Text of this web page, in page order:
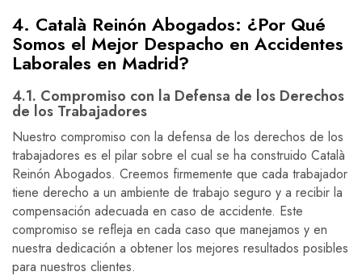
4. Català Reinón Abogados: ¿Por Qué
Somos el Mejor Despacho en Accidentes
Laborales en Madrid?
4.1. Compromiso con la Defensa de los Derechos
de los Trabajadores
Nuestro compromiso con la defensa de los derechos de los
trabajadores es el pilar sobre el cual se ha construido Català
Reinón Abogados. Creemos firmemente que cada trabajador
tiene derecho a un ambiente de trabajo seguro y a recibir la
compensación adecuada en caso de accidente. Este
compromiso se refleja en cada caso que manejamos y en
nuestra dedicación a obtener los mejores resultados posibles
para nuestros clientes.